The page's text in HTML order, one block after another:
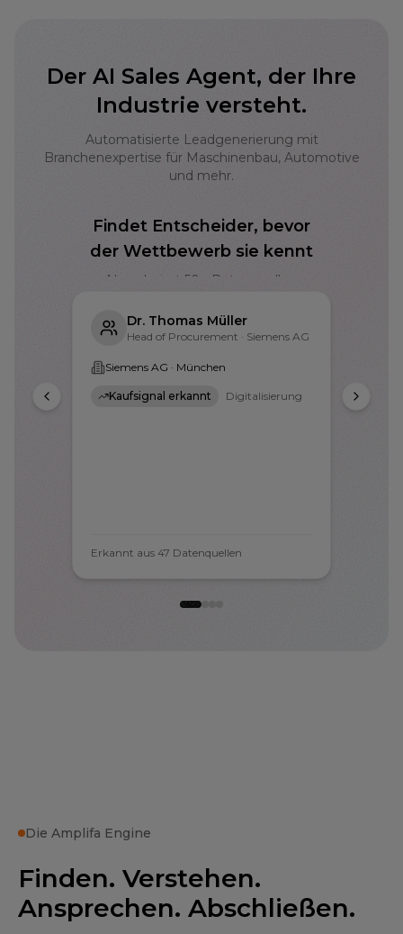
Der AI Sales Agent, der Ihre
Industrie versteht.
Automatisierte Leadgenerierung mit
Branchenexpertise für Maschinenbau, Automotive
und mehr.
Findet Entscheider, bevor
der Wettbewerb sie kennt
AI analysiert 50+ Datenquellen,
Dr. Thomas Müller
Head of Procurement · Siemens AG
Siemens AG · München
Kaufsignal erkannt Digitalisierung
Erkannt aus 47 Datenquellen
Die Amplifa Engine
Finden. Verstehen.
Ansprechen. Abschließen.